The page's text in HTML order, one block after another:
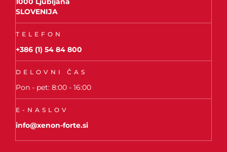
SLOVENIJA
TELEFON
+386 (1) 54 84 800
DELOVNI ČAS
Pon - pet: 8:00 - 16:00
E-NASLOV
info@xenon-forte.si